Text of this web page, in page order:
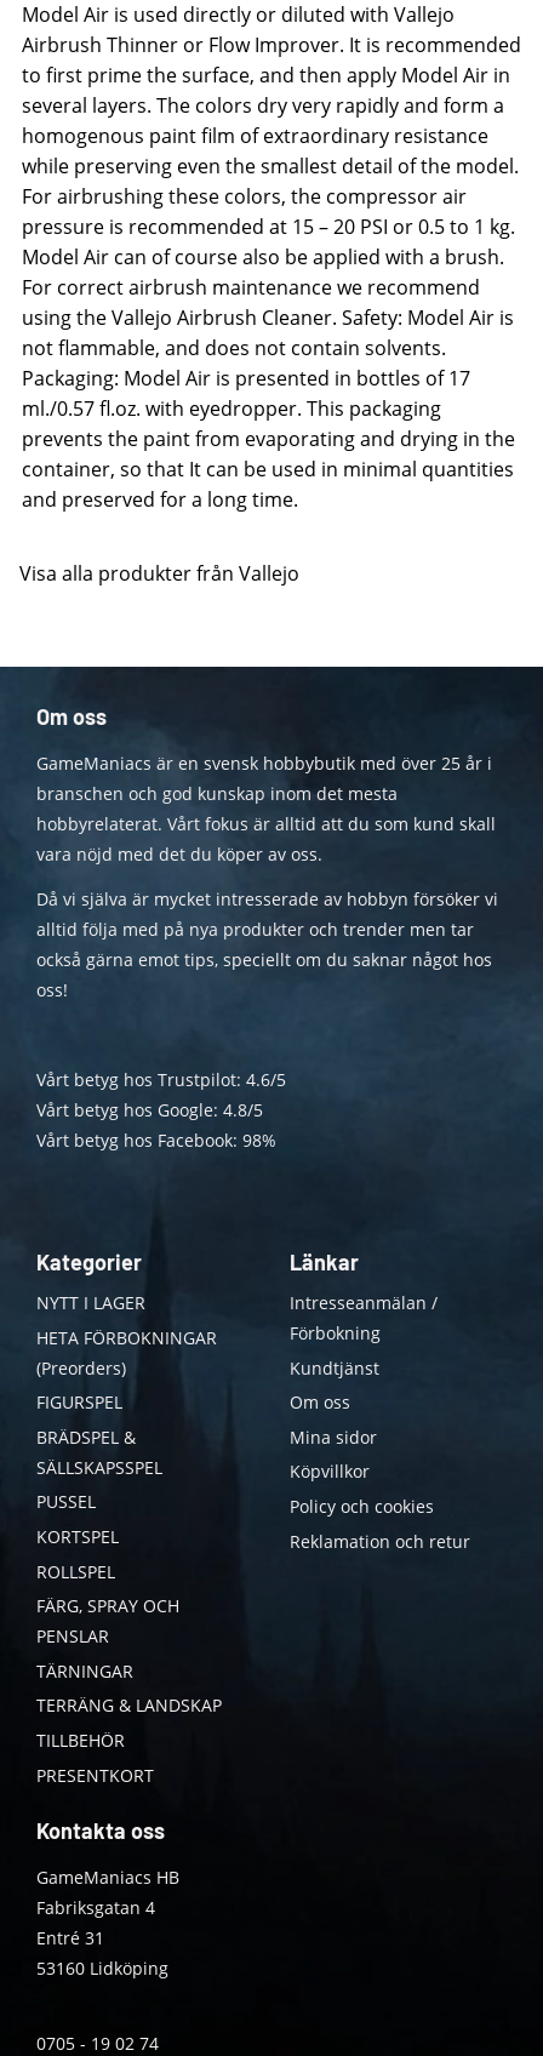
Model Air is used directly or diluted with Vallejo
Airbrush Thinner or Flow Improver. It is recommended
to first prime the surface, and then apply Model Air in
several layers. The colors dry very rapidly and form a
homogenous paint film of extraordinary resistance
while preserving even the smallest detail of the model.
For airbrushing these colors, the compressor air
pressure is recommended at 15 – 20 PSI or 0.5 to 1 kg.
Model Air can of course also be applied with a brush.
For correct airbrush maintenance we recommend
using the Vallejo Airbrush Cleaner. Safety: Model Air is
not flammable, and does not contain solvents.
Packaging: Model Air is presented in bottles of 17
ml./0.57 fl.oz. with eyedropper. This packaging
prevents the paint from evaporating and drying in the
container, so that It can be used in minimal quantities
and preserved for a long time.
Visa alla produkter från Vallejo
Om oss
GameManiacs är en svensk hobbybutik med över 25 år i
branschen och god kunskap inom det mesta
hobbyrelaterat. Vårt fokus är alltid att du som kund skall
vara nöjd med det du köper av oss.
Då vi själva är mycket intresserade av hobbyn försöker vi
alltid följa med på nya produkter och trender men tar
också gärna emot tips, speciellt om du saknar något hos
oss!
Vårt betyg hos Trustpilot: 4.6/5
Vårt betyg hos Google: 4.8/5
Vårt betyg hos Facebook: 98%
Kategorier
NYTT I LAGER
HETA FÖRBOKNINGAR
(Preorders)
FIGURSPEL
BRÄDSPEL &
SÄLLSKAPSSPEL
PUSSEL
KORTSPEL
ROLLSPEL
FÄRG, SPRAY OCH
PENSLAR
TÄRNINGAR
TERRÄNG & LANDSKAP
TILLBEHÖR
PRESENTKORT
Länkar
Intresseanmälan /
Förbokning
Kundtjänst
Om oss
Mina sidor
Köpvillkor
Policy och cookies
Reklamation och retur
Kontakta oss
GameManiacs HB
Fabriksgatan 4
Entré 31
53160 Lidköping
0705 - 19 02 74